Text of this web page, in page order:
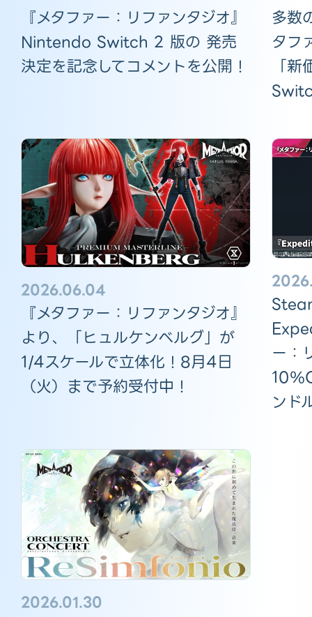
『メタファー：リファンタジオ』
Nintendo Switch 2 版の 発売
決定を記念してコメントを公開！
多数
タフ
「
2026.06.04
『メタファー：リファンタジオ』
より、「ヒュルケンベルグ」が
1/4スケールで立体化！8月4日
（火）まで予約受付中！
ー：
10％
ンド
2026.01.30